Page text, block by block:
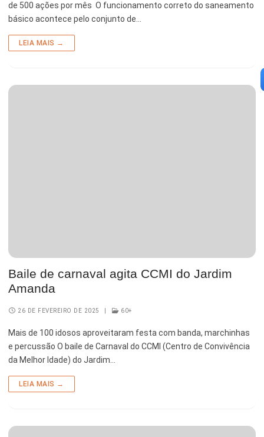
de 500 ações por mês O funcionamento correto do saneamento
básico acontece pelo conjunto de…
LEIA MAIS →
Baile de carnaval agita CCMI do Jardim
Amanda
26 DE FEVEREIRO DE 2025 60+
Mais de 100 idosos aproveitaram festa com banda, marchinhas
e percussão O baile de Carnaval do CCMI (Centro de Convivência
da Melhor Idade) do Jardim…
LEIA MAIS →